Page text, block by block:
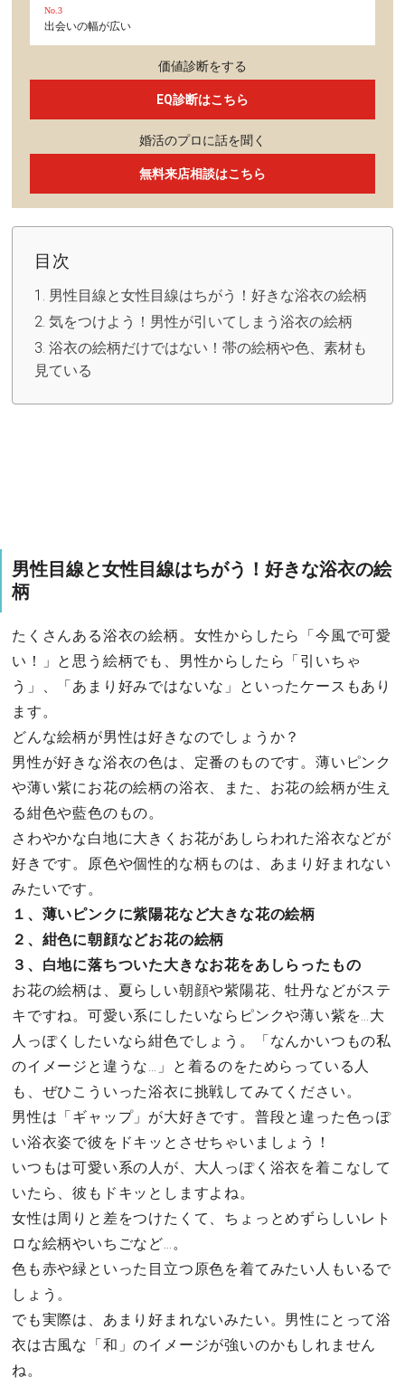
カルチャー・トレンド・芸能
No.3
出会いの幅が広い
価値診断をする
EQ診断はこちら
婚活のプロに話を聞く
無料来店相談はこちら
目次
男性目線と女性目線はちがう！好きな浴衣の絵柄
気をつけよう！男性が引いてしまう浴衣の絵柄
浴衣の絵柄だけではない！帯の絵柄や色、素材も
見ている
男性目線と女性目線はちがう！好きな浴衣の絵
柄
たくさんある浴衣の絵柄。女性からしたら「今風で可愛
い！」と思う絵柄でも、男性からしたら「引いちゃ
う」、「あまり好みではないな」といったケースもあり
ます。
どんな絵柄が男性は好きなのでしょうか？
男性が好きな浴衣の色は、定番のものです。薄いピンク
や薄い紫にお花の絵柄の浴衣、また、お花の絵柄が生え
る紺色や藍色のもの。
さわやかな白地に大きくお花があしらわれた浴衣などが
好きです。原色や個性的な柄ものは、あまり好まれない
みたいです。
１、薄いピンクに紫陽花など大きな花の絵柄
２、紺色に朝顔などお花の絵柄
３、白地に落ちついた大きなお花をあしらったもの
お花の絵柄は、夏らしい朝顔や紫陽花、牡丹などがステ
キですね。可愛い系にしたいならピンクや薄い紫を…大
人っぽくしたいなら紺色でしょう。「なんかいつもの私
のイメージと違うな…」と着るのをためらっている人
も、ぜひこういった浴衣に挑戦してみてください。
男性は「ギャップ」が大好きです。普段と違った色っぽ
い浴衣姿で彼をドキッとさせちゃいましょう！
いつもは可愛い系の人が、大人っぽく浴衣を着こなして
いたら、彼もドキッとしますよね。
女性は周りと差をつけたくて、ちょっとめずらしいレト
ロな絵柄やいちごなど…。
色も赤や緑といった目立つ原色を着てみたい人もいるで
しょう。
でも実際は、あまり好まれないみたい。男性にとって浴
衣は古風な「和」のイメージが強いのかもしれません
ね。